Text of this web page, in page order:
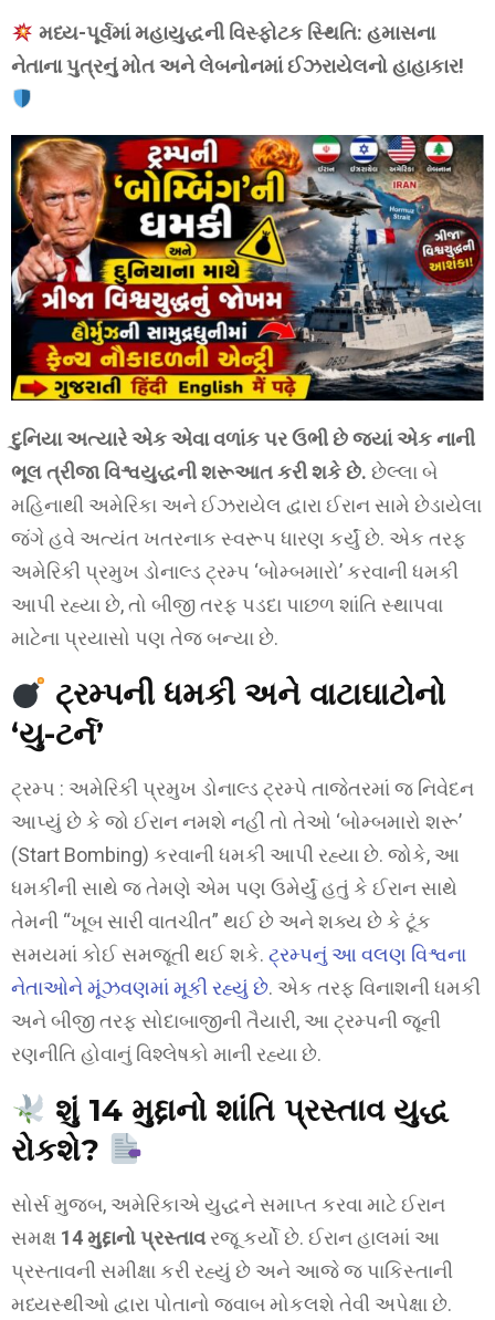
મધ્ય-પૂર્વમાં મહાયુદ્ધની વિસ્ફોટક સ્થિતિ: હમાસના
નેતાના પુત્રનું મોત અને લેબનોનમાં ઈઝરાયેલનો હાહાકાર!
દુનિયા અત્યારે એક એવા વળાંક પર ઉભી છે જ્યાં એક નાની
ભૂલ ત્રીજા વિશ્વયુદ્ધની શરૂઆત કરી શકે છે. છેલ્લા બે
મહિનાથી અમેરિકા અને ઈઝરાયેલ દ્વારા ઈરાન સામે છેડાયેલા
જંગે હવે અત્યંત ખતરનાક સ્વરૂપ ધારણ કર્યું છે. એક તરફ
અમેરિકી પ્રમુખ ડોનાલ્ડ ટ્રમ્પ ‘બોમ્બમારો’ કરવાની ધમકી
આપી રહ્યા છે, તો બીજી તરફ પડદા પાછળ શાંતિ સ્થાપવા
માટેના પ્રયાસો પણ તેજ બન્યા છે.
ટ્રમ્પની ધમકી અને વાટાઘાટોનો
‘યુ-ટર્ન’
ટ્રમ્પ : અમેરિકી પ્રમુખ ડોનાલ્ડ ટ્રમ્પે તાજેતરમાં જ નિવેદન
આપ્યું છે કે જો ઈરાન નમશે નહીં તો તેઓ ‘બોમ્બમારો શરૂ’
(Start Bombing) કરવાની ધમકી આપી રહ્યા છે. જોકે, આ
ધમકીની સાથે જ તેમણે એમ પણ ઉમેર્યું હતું કે ઈરાન સાથે
તેમની “ખૂબ સારી વાતચીત” થઈ છે અને શક્ય છે કે ટૂંક
સમયમાં કોઈ સમજૂતી થઈ શકે. ટ્રમ્પનું આ વલણ વિશ્વના
નેતાઓને મૂંઝવણમાં મૂકી રહ્યું છે. એક તરફ વિનાશની ધમકી
અને બીજી તરફ સોદાબાજીની તૈયારી, આ ટ્રમ્પની જૂની
રણનીતિ હોવાનું વિશ્લેષકો માની રહ્યા છે.
શું 14 મુદ્દાનો શાંતિ પ્રસ્તાવ યુદ્ધ
રોકશે?
સોર્સ મુજબ, અમેરિકાએ યુદ્ધને સમાપ્ત કરવા માટે ઈરાન
સમક્ષ 14 મુદ્દાનો પ્રસ્તાવરજૂ કર્યો છે. ઈરાન હાલમાં આ
પ્રસ્તાવની સમીક્ષા કરી રહ્યું છે અને આજે જ પાકિસ્તાની
મધ્યસ્થીઓ દ્વારા પોતાનો જવાબ મોકલશે તેવી અપેક્ષા છે.